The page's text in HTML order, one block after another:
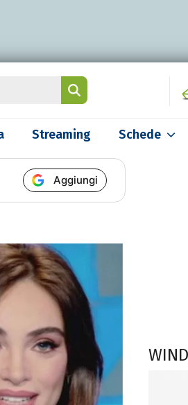
Streaming Schede
Aggiungi